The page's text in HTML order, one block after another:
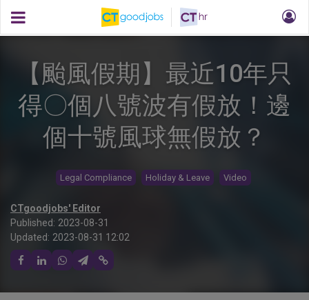
【颱風假期】最近10年只
得〇個八號波有假放！邊
個十號風球無假放？
Legal Compliance Holiday & Leave Video
CTgoodjobs' Editor
Published: 2023-08-31
Updated: 2023-08-31 12:02